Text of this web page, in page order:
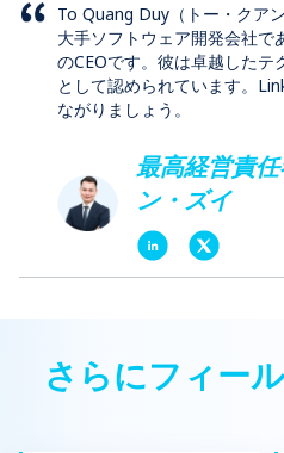
To Quang Duy（トー・クア
大手ソフトウェア開発会社
のCEOです。彼は卓越したテ
として認められています。
ながりましょう。
最高経営責
ン・ズイ
さらにフィー